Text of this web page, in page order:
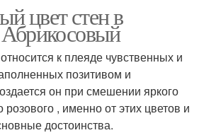
цвет стен в
к плеяде чувственных и
позитивом и
он при смешении яркого
розового , именно от этих цветов и
достоинства.